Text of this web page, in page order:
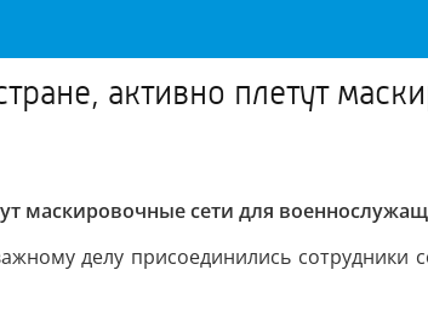
активно плетут
маскировочные сети для
делу присоединились